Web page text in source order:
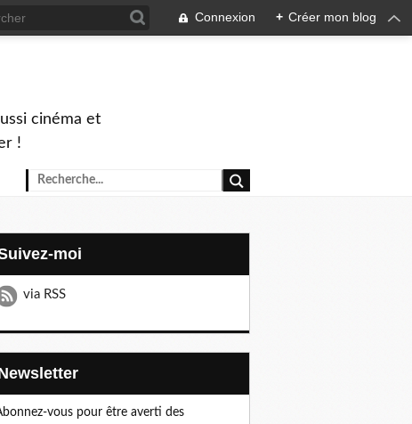
Connexion + Créer mon blog
cinéma et
!
Suivez-moi
via RSS
Newsletter
vous pour être averti des